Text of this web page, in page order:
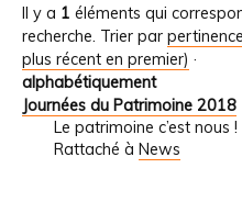
Il y a 1 éléments qui
recherche. Trier par pertinence
plus récent en premier) ·
alphabétiquement
Journées du Patrimoine 2018
Le patrimoine c’est
Rattaché à News